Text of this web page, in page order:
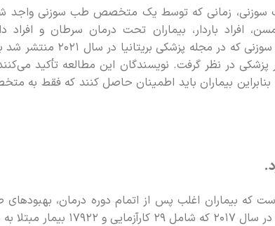
زمانی که توسط یک متخصص طب سوزنی واجد
مسن، افراد باردار، بیماران تحت درمان سرطان و
است. بررسی سیستماتیک
پزشکی در نظر گرفت. نویسندگان این مطالعه تأکید
بیماران باید اطمینان حاصل کنند که فقط به
که بیماران اغلب پس از اتمام دوره درمان،